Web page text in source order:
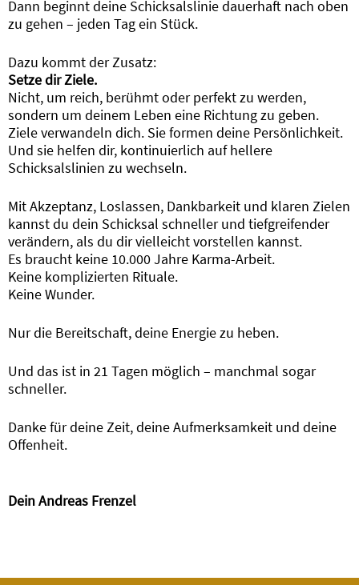
Dann beginnt deine Schicksalslinie dauerhaft nach oben
zu gehen – jeden Tag ein Stück.
Dazu kommt der Zusatz:
Setze dir Ziele.
Nicht, um reich, berühmt oder perfekt zu werden,
sondern um deinem Leben eine Richtung zu geben.
Ziele verwandeln dich. Sie formen deine Persönlichkeit.
Und sie helfen dir, kontinuierlich auf hellere
Schicksalslinien zu wechseln.
Mit Akzeptanz, Loslassen, Dankbarkeit und klaren Zielen
kannst du dein Schicksal schneller und tiefgreifender
verändern, als du dir vielleicht vorstellen kannst.
Es braucht keine 10.000 Jahre Karma-Arbeit.
Keine komplizierten Rituale.
Keine Wunder.
Nur die Bereitschaft, deine Energie zu heben.
Und das ist in 21 Tagen möglich – manchmal sogar
schneller.
Danke für deine Zeit, deine Aufmerksamkeit und deine
Offenheit.
Dein Andreas Frenzel